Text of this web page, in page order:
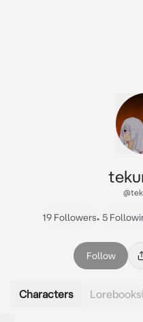
19 Followers• 5
Follow
Characters Lorebooks